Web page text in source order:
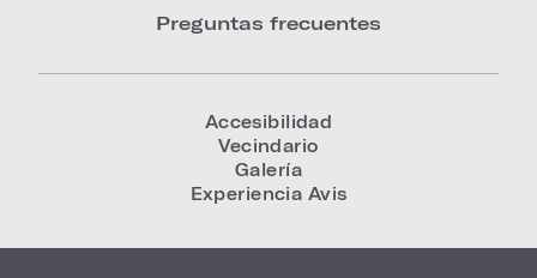
Preguntas frecuentes
Accesibilidad
Vecindario
Galería
Experiencia Avis